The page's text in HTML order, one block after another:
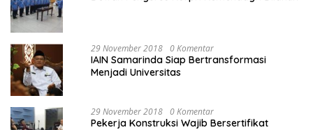
29 November 2018 0 Komentar
IAIN Samarinda Siap Bertransformasi
Menjadi Universitas
29 November 2018 0 Komentar
Pekerja Konstruksi Wajib Bersertifikat